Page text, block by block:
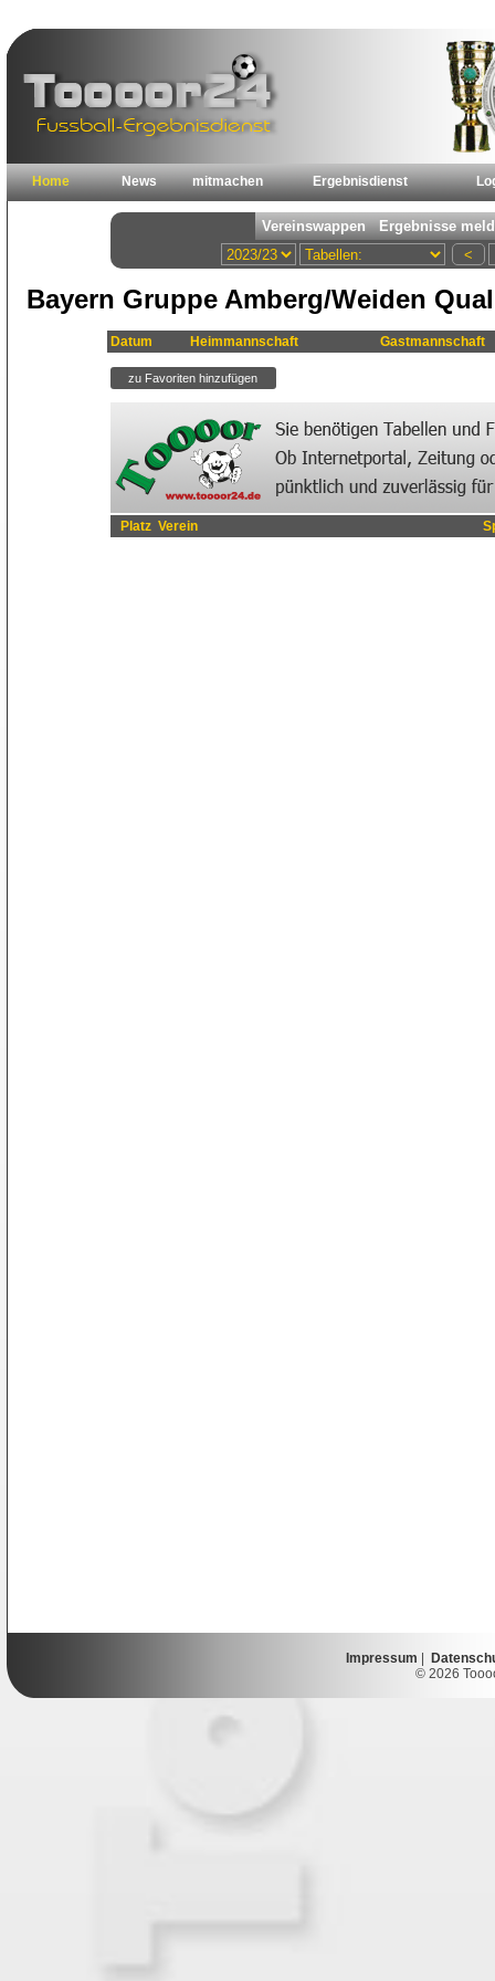
Home News mitmachen Ergebnisdienst
Bayern Gruppe Amberg/Weiden
Datum Heimmannschaft Gastmannschaft
Platz Verein
Impressum
© 2026